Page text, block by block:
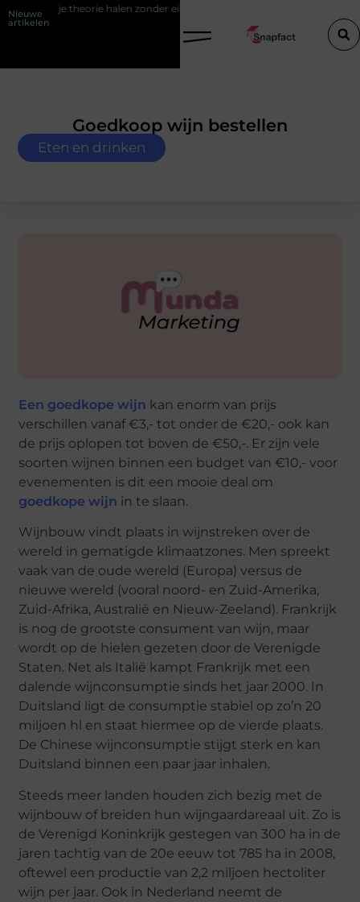
Nieuwe
artikelen
je theorie halen zonder eindeloos blokken
Goedkoop wijn bestellen
Eten en drinken
Een goedkope wijn kan enorm van prijs
verschillen vanaf €3,- tot onder de €20,- ook kan
de prijs oplopen tot boven de €50,-. Er zijn vele
soorten wijnen binnen een budget van €10,- voor
evenementen is dit een mooie deal om
goedkope wijn in te slaan.
Wijnbouw vindt plaats in wijnstreken over de
wereld in gematigde klimaatzones. Men spreekt
vaak van de oude wereld (Europa) versus de
nieuwe wereld (vooral noord- en Zuid-Amerika,
Zuid-Afrika, Australië en Nieuw-Zeeland). Frankrijk
is nog de grootste consument van wijn, maar
wordt op de hielen gezeten door de Verenigde
Staten. Net als Italië kampt Frankrijk met een
dalende wijnconsumptie sinds het jaar 2000. In
Duitsland ligt de consumptie stabiel op zo’n 20
miljoen hl en staat hiermee op de vierde plaats.
De Chinese wijnconsumptie stijgt sterk en kan
Duitsland binnen een paar jaar inhalen.
Steeds meer landen houden zich bezig met de
wijnbouw of breiden hun wijngaardareaal uit. Zo is
de Verenigd Koninkrijk gestegen van 300 ha in de
jaren tachtig van de 20e eeuw tot 785 ha in 2008,
oftewel een productie van 2,2 miljoen hectoliter
wijn per jaar. Ook in Nederland neemt de